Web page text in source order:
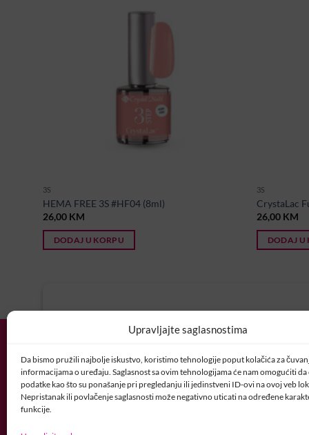
Upravljajte saglasnostima
Da bismo pružili najbolje iskustvo, koristimo tehnologije poput kolačića za
informacijama o uređaju. Saglasnost sa ovim tehnologijama će nam omogućiti
podatke kao što su ponašanje pri pregledanju ili jedinstveni ID-ovi na ovoj veb
Nepristanak ili povlačenje saglasnosti može negativno uticati na određene
funkcije.
3S
HEMA FREE 3S #HF04 (8ml)
26,00 KM
DODAJ U KORPU
3S
CrystaLac
26,00 KM
DODAJ U
Vaš CV i motivaciono pismo šaljite